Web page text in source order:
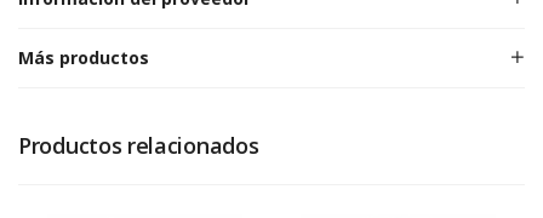
Más productos
Productos relacionados